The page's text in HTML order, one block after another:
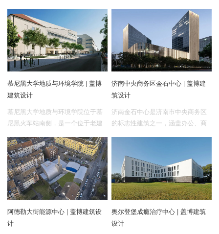
盖博建筑设计，以一个先锋的V形体
量融入场地。围合式布局创造出中
央庭院，入口大厅的景观阶梯将自
然引入日常办公空间，而高效的能
源策略也令这座大型建筑由表及
里，真正实现绿色可持续。这座容
纳1800余名员工的总部不仅成为鲁
尔区规模最大的办公群，也标志着
工业遗产向数字未来的转型。
体系启发，博览馆以三圆交叠共
生、关联互补的建筑形态，实现了
跨专业、跨时间、跨空间的灵活展
览形式。这一项目不仅将“交通”这一
概念转化为建筑意象与表征，也有
意以建筑场所激活业内对话，促进
行业科研者与公众之间的交流。
慕尼黑大学地质与环境学院 | 盖博
建筑设计
慕尼黑大学地质与环境学院位于慕
尼黑火车站南侧，是一个位于老建
缝合街区间隙，并通过“内凹”造型打
开街区边界，形成开放展示前厅，
强调开放性和社会交流，并彰显地
质与环境学院特色。建筑内部以精
细的布局满足公共性和专业性的需
求，同时注重可持续性，以高效能
源系统和灵活空间设计助力学院的
未来发展。
济南中央商务区金石中心 | 盖博建
筑设计
济南金石中心是济南市中央商务区
的标志性建筑之一，涵盖办公、商
座局部架空的裙楼组成，围绕中央
庭院而建。设计以“灵岩藏玉”为理
念，创造出质朴而精美的建筑形
象，并形成开放友好的公共空间，
同时结合一实一虚的立面处理，营
造出内外有别的城市界面，寓意“君
子怀瑾，胸藏锦绣”。
阿德勒大街能源中心 | 盖博建筑设
计
奥尔登堡成瘾治疗中心 | 盖博建筑
设计